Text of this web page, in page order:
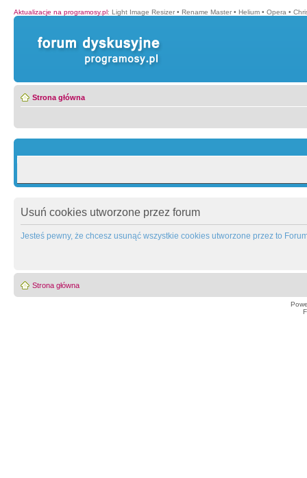
Aktualizacje na programosy.pl: Light Image Resizer • Rename Master • Helium • Opera •
Strona główna
Usuń cookies utworzone przez forum
Jesteś pewny, że chcesz usunąć wszystkie cookies utworzone przez to
Strona główna